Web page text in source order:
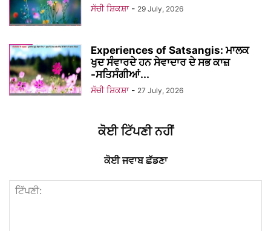
ਸੱਚੀ ਸ਼ਿਕਸ਼ਾ - 29 July, 2026
Experiences of Satsangis: ਮਾਲਕ
ਖੁਦ ਸੰਵਾਰਦੇ ਹਨ ਸੇਵਾਦਾਰ ਦੇ ਸਭ ਕਾਜ਼
-ਸਤਿਸੰਗੀਆਂ...
ਸੱਚੀ ਸ਼ਿਕਸ਼ਾ - 27 July, 2026
ਕੋਈ ਟਿੱਪਣੀ ਨਹੀਂ
ਕੋਈ ਜਵਾਬ ਛੱਡਣਾ